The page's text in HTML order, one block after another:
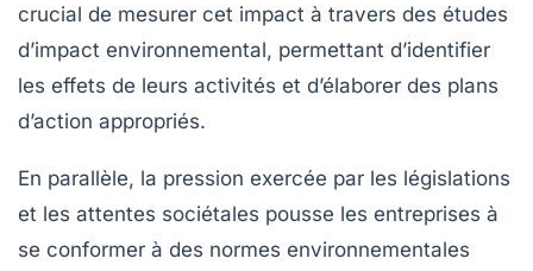
crucial de mesurer cet impact à travers des études
d’impact environnemental, permettant d’identifier
les effets de leurs activités et d’élaborer des plans
d’action appropriés.
En parallèle, la pression exercée par les législations
et les attentes sociétales pousse les entreprises à
se conformer à des normes environnementales